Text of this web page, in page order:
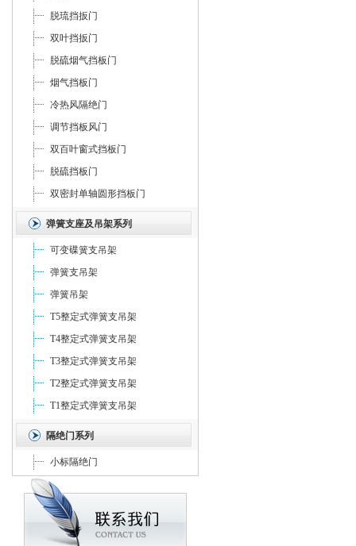
脱琉挡扳门
双叶挡扳门
脱硫烟气挡板门
烟气挡板门
冷热风隔绝门
调节挡板风门
双百叶窗式挡板门
脱硫挡板门
双密封单轴圆形挡板门
弹簧支座及吊架系列
可变碟簧支吊架
弹簧支吊架
弹簧吊架
T5整定式弹簧支吊架
T4整定式弹簧支吊架
T3整定式弹簧支吊架
T2整定式弹簧支吊架
T1整定式弹簧支吊架
隔绝门系列
小标隔绝门